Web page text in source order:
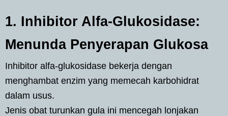
1. Inhibitor Alfa-Glukosidase:
Menunda Penyerapan Glukosa
Inhibitor alfa-glukosidase bekerja dengan
menghambat enzim yang memecah karbohidrat
dalam usus.
Jenis obat turunkan gula ini mencegah lonjakan